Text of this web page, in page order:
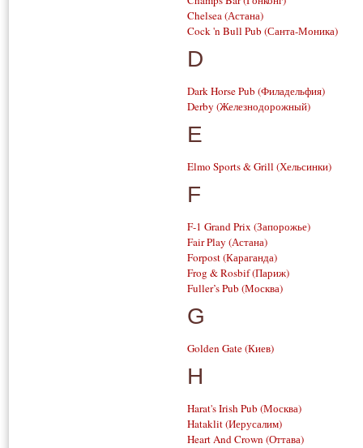
Chelsea(Астана)
Cock 'n Bull Pub (Санта-Моника)
D
Dark Horse Pub (Филадельфия)
Derby (Железнодорожный)
E
Elmo Sports & Grill (Хельсинки)
F
F-1 Grand Prix (Запорожье)
Fair Play (Астана)
Forpost(Караганда)
Frog & Rosbif(Париж)
Fuller’s Pub (Москва)
G
Golden Gate(Киев)
H
Harat's Irish Pub (Москва)
Hataklit(Иерусалим)
Heart And Crown (Оттава)